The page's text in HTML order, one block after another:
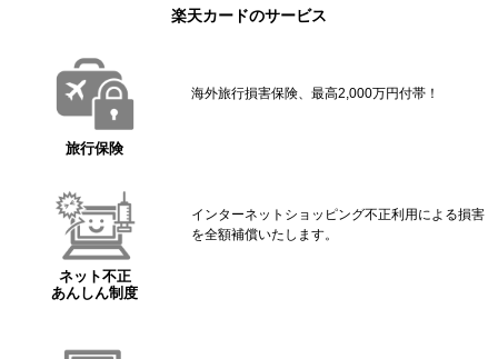
楽天カードのサービス
旅行保険
海外旅行損害保険、最高2,000万円付帯！
ネット不正
あんしん制度
インターネットショッピング不正利用による損害
を全額補償いたします。